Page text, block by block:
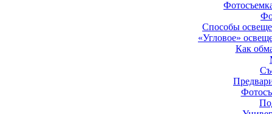
Способы
«Угловое»
Как